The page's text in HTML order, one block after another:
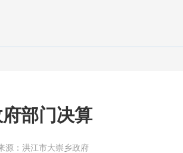
部门决算
源：洪江市大崇乡政府